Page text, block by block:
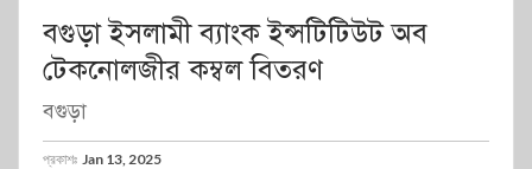
বগুড়া ইসলামী ব্যাংক ইন্সটিটিউট অব
টেকনোলজীর কম্বল বিতরণ
বগুড়া
প্রকাশঃ Jan 13, 2025